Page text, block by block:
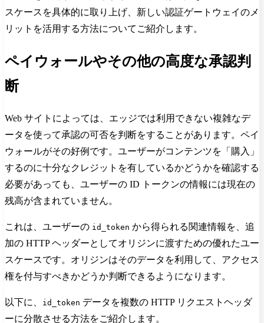
スケースを具体的に取り上げ、新しい認証ゲートウェイのメ
リットを活用する方法についてご紹介します。
ペイウォールやその他の高度な承認判
断
Web サイトによっては、エッジでは利用できない複雑なデ
ータを使って承認の可否を判断をすることがあります。ペイ
ウォールがその好例です。ユーザーがコンテンツを「購入」
するのに十分なクレジットを有しているかどうかを確認する
必要があっても、ユーザーの ID トークンの情報には現在の
残高が含まれていません。
これは、ユーザーの id_token から得られる関連情報を、追
加の HTTP ヘッダーとしてオリジンに渡すための優れたユー
スケースです。オリジンはそのデータを利用して、アクセス
権を付与すべきかどうか判断できるようになります。
以下に、 id_token データを複数の HTTP リクエストヘッダ
ーに分散させる方法をご紹介します。